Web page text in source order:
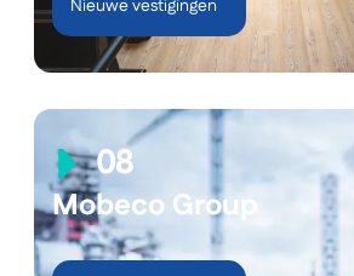
Nieuwe vestigingen
Mobeco Group